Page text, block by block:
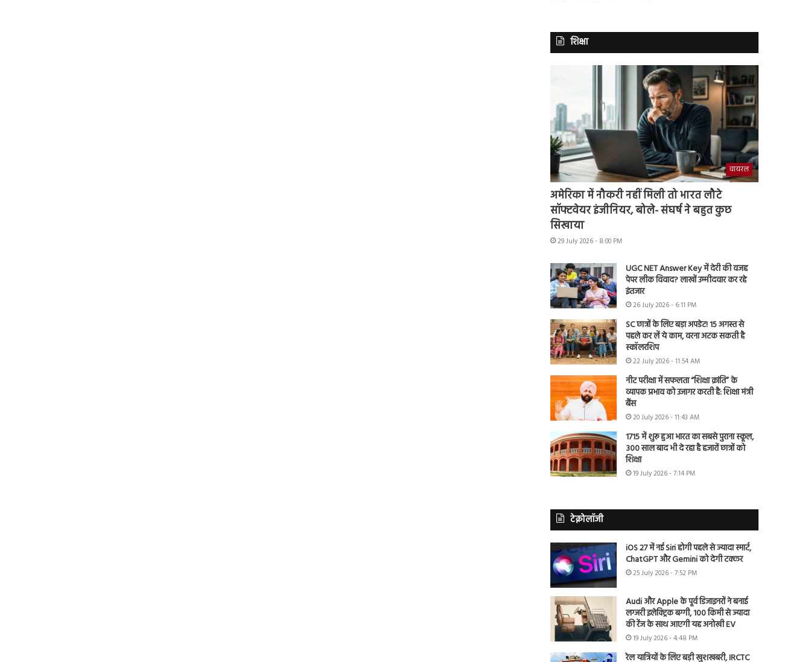
शिक्षा
वायरल
अमेरिका में नौकरी नहीं मिली तो भारत लौटे
सॉफ्टवेयर इंजीनियर, बोले- संघर्ष ने बहुत कुछ
सिखाया
29 July 2026 - 8:00 PM
UGC NET Answer Key में देरी की वजह
पेपर लीक विवाद? लाखों उम्मीदवार कर रहे
इंतजार
26 July 2026 - 6:11 PM
SC छात्रों के लिए बड़ा अपडेट! 15 अगस्त से
पहले कर लें ये काम, वरना अटक सकती है
स्कॉलरशिप
22 July 2026 - 11:54 AM
नीट परीक्षा में सफलता “शिक्षा क्रांति” के
व्यापक प्रभाव को उजागर करती है: शिक्षा मंत्री
बैंस
20 July 2026 - 11:43 AM
1715 में शुरू हुआ भारत का सबसे पुराना स्कूल,
300 साल बाद भी दे रहा है हजारों छात्रों को
शिक्षा
19 July 2026 - 7:14 PM
टेक्नोलॉजी
iOS 27 में नई Siri होगी पहले से ज्यादा स्मार्ट,
ChatGPT और Gemini को देगी टक्कर
25 July 2026 - 7:52 PM
Audi और Apple के पूर्व डिजाइनरों ने बनाई
लग्जरी इलेक्ट्रिक बग्गी, 100 किमी से ज्यादा
की रेंज के साथ आएगी यह अनोखी EV
19 July 2026 - 4:48 PM
रेल यात्रियों के लिए बड़ी खुशखबरी, IRCTC